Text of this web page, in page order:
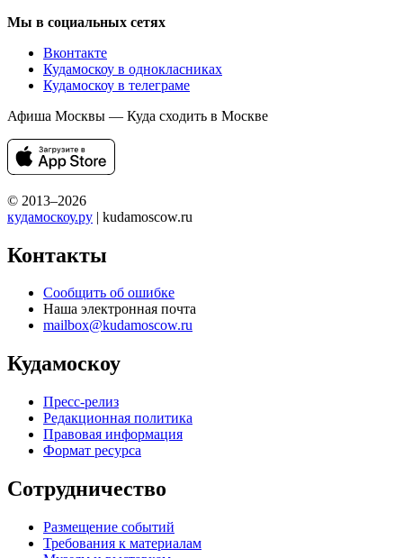
Мы в социальных сетях
Вконтакте
Кудамоскоу в однокласниках
Кудамоскоу в телеграме
Афиша Москвы — Куда сходить в Москве
© 2013–2026
кудамоскоу.ру | kudamoscow.ru
Контакты
Сообщить об ошибке
Наша электронная почта
mailbox@kudamoscow.ru
Кудамоскоу
Пресс-релиз
Редакционная политика
Правовая информация
Формат ресурса
Сотрудничество
Размещение событий
Требования к материалам